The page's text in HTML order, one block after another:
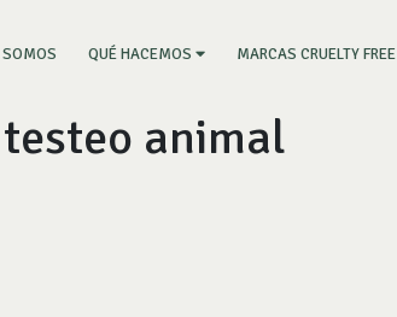
SOMOS (CURRENT)
QUÉ HACEMOS MARCAS CRUELTY FREE
animal